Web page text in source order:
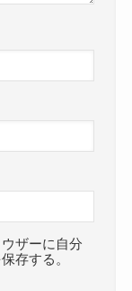
ザーに自分
存する。